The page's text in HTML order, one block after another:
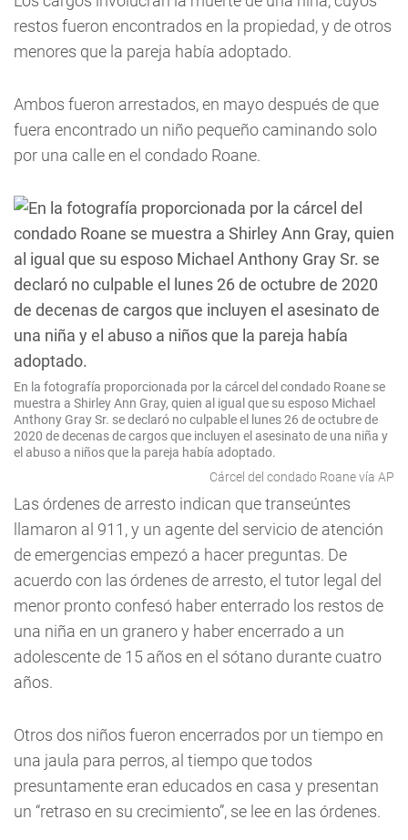
restos fueron encontrados en la propiedad, y de otros
menores que la pareja había adoptado.
Ambos fueron arrestados, en mayo después de que
fuera encontrado un niño pequeño caminando solo
por una calle en el condado Roane.
En la fotografía proporcionada por la cárcel del condado Roane se
muestra a Shirley Ann Gray, quien al igual que su esposo Michael
Anthony Gray Sr. se declaró no culpable el lunes 26 de octubre de
2020 de decenas de cargos que incluyen el asesinato de una niña y
el abuso a niños que la pareja había adoptado.
Cárcel del condado Roane vía AP
Las órdenes de arresto indican que transeúntes
llamaron al 911, y un agente del servicio de atención
de emergencias empezó a hacer preguntas. De
acuerdo con las órdenes de arresto, el tutor legal del
menor pronto confesó haber enterrado los restos de
una niña en un granero y haber encerrado a un
adolescente de 15 años en el sótano durante cuatro
años.
Otros dos niños fueron encerrados por un tiempo en
una jaula para perros, al tiempo que todos
presuntamente eran educados en casa y presentan
un “retraso en su crecimiento”, se lee en las órdenes.